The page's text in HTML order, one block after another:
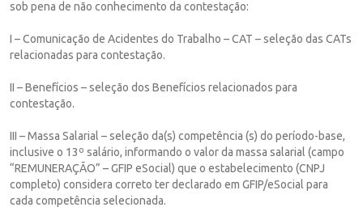
sob pena de não conhecimento da contestação:
I – Comunicação de Acidentes do Trabalho – CAT – seleção das CATs
relacionadas para contestação.
II – Benefícios – seleção dos Benefícios relacionados para
contestação.
III – Massa Salarial – seleção da(s) competência (s) do período-base,
inclusive o 13º salário, informando o valor da massa salarial (campo
“REMUNERAÇÃO” – GFIP eSocial) que o estabelecimento (CNPJ
completo) considera correto ter declarado em GFIP/eSocial para
cada competência selecionada.